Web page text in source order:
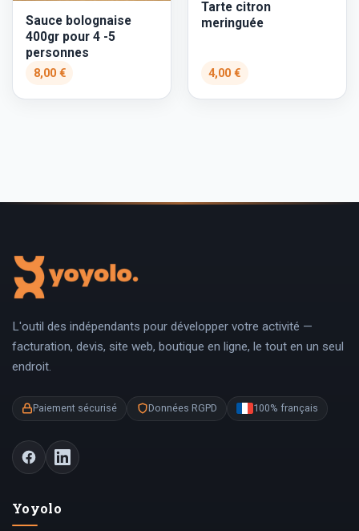
Sauce bolognaise
400gr pour 4 -5
personnes
8,00 €
Tarte citron
meringuée
4,00 €
L'outil des indépendants pour développer votre activité —
facturation, devis, site web, boutique en ligne, le tout en un seul
endroit.
Paiement sécurisé Données RGPD 100% français
Yoyolo